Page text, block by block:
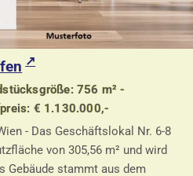
756 m² -
€ 1.130.000,-
- Das Geschäftslokal Nr. 6-8
von 305,56 m² und wird
Gebäude stammt aus dem